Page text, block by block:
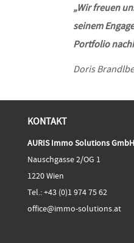
„Wir freuen
seinem
Portfolio
Doris
KONTAKT
AURIS Immo Solutions GmbH
Nauschgasse 2/OG 1
1220 Wien
Tel.:+43 (0)1 974 75 62
office@immo-solutions.at